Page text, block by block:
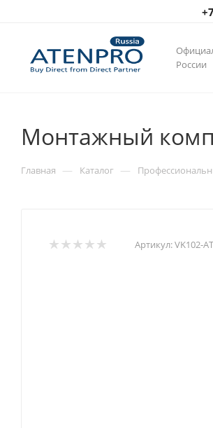
России
Монтажный
Главная — Каталог —
Артикул:VK102-AT